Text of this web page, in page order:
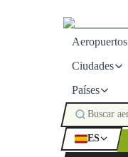
Aeropuertos
Ciudades
Países
ES